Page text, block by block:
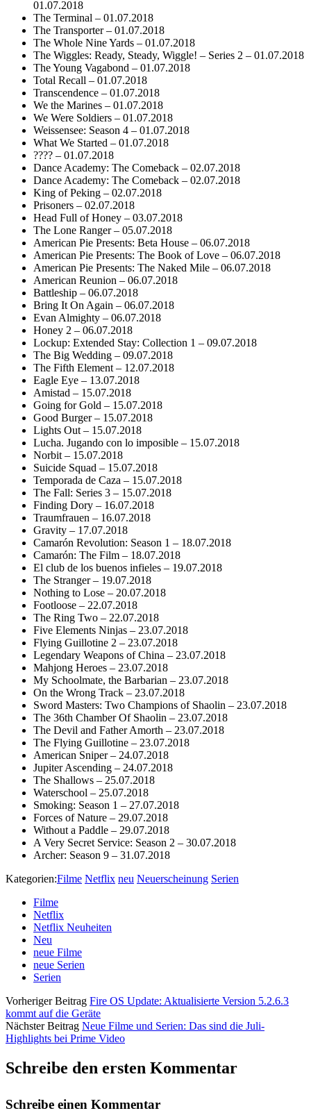
01.07.2018
The Terminal – 01.07.2018
The Transporter – 01.07.2018
The Whole Nine Yards – 01.07.2018
The Wiggles: Ready, Steady, Wiggle! – Series 2 – 01.07.2018
The Young Vagabond – 01.07.2018
Total Recall – 01.07.2018
Transcendence – 01.07.2018
We the Marines – 01.07.2018
We Were Soldiers – 01.07.2018
Weissensee: Season 4 – 01.07.2018
What We Started – 01.07.2018
???? – 01.07.2018
Dance Academy: The Comeback – 02.07.2018
Dance Academy: The Comeback – 02.07.2018
King of Peking – 02.07.2018
Prisoners – 02.07.2018
Head Full of Honey – 03.07.2018
The Lone Ranger – 05.07.2018
American Pie Presents: Beta House – 06.07.2018
American Pie Presents: The Book of Love – 06.07.2018
American Pie Presents: The Naked Mile – 06.07.2018
American Reunion – 06.07.2018
Battleship – 06.07.2018
Bring It On Again – 06.07.2018
Evan Almighty – 06.07.2018
Honey 2 – 06.07.2018
Lockup: Extended Stay: Collection 1 – 09.07.2018
The Big Wedding – 09.07.2018
The Fifth Element – 12.07.2018
Eagle Eye – 13.07.2018
Amistad – 15.07.2018
Going for Gold – 15.07.2018
Good Burger – 15.07.2018
Lights Out – 15.07.2018
Lucha. Jugando con lo imposible – 15.07.2018
Norbit – 15.07.2018
Suicide Squad – 15.07.2018
Temporada de Caza – 15.07.2018
The Fall: Series 3 – 15.07.2018
Finding Dory – 16.07.2018
Traumfrauen – 16.07.2018
Gravity – 17.07.2018
Camarón Revolution: Season 1 – 18.07.2018
Camarón: The Film – 18.07.2018
El club de los buenos infieles – 19.07.2018
The Stranger – 19.07.2018
Nothing to Lose – 20.07.2018
Footloose – 22.07.2018
The Ring Two – 22.07.2018
Five Elements Ninjas – 23.07.2018
Flying Guillotine 2 – 23.07.2018
Legendary Weapons of China – 23.07.2018
Mahjong Heroes – 23.07.2018
My Schoolmate, the Barbarian – 23.07.2018
On the Wrong Track – 23.07.2018
Sword Masters: Two Champions of Shaolin – 23.07.2018
The 36th Chamber Of Shaolin – 23.07.2018
The Devil and Father Amorth – 23.07.2018
The Flying Guillotine – 23.07.2018
American Sniper – 24.07.2018
Jupiter Ascending – 24.07.2018
The Shallows – 25.07.2018
Waterschool – 25.07.2018
Smoking: Season 1 – 27.07.2018
Forces of Nature – 29.07.2018
Without a Paddle – 29.07.2018
A Very Secret Service: Season 2 – 30.07.2018
Archer: Season 9 – 31.07.2018
Kategorien:Filme Netflix neu Neuerscheinung Serien
Filme
Netflix
Netflix Neuheiten
Neu
neue Filme
neue Serien
Serien
Vorheriger Beitrag Fire OS Update: Aktualisierte Version 5.2.6.3
kommt auf die Geräte
Nächster Beitrag Neue Filme und Serien: Das sind die Juli-
Highlights bei Prime Video
Schreibe den ersten Kommentar
Schreibe einen Kommentar